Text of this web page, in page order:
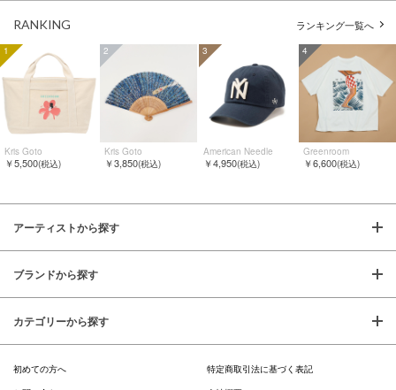
RANKING ランキング一覧へ
1
Kris Goto
￥5,500(税込)
2
Kris Goto
￥3,850(税込)
3
American Needle
￥4,950(税込)
4
Greenroom
￥6,600(税込)
アーティストから探す
ブランドから探す
カテゴリーから探す
初めての方へ
特定商取引法に基づく表記